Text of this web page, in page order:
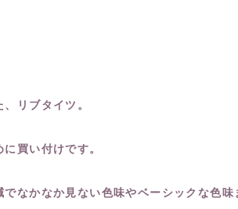
リブタイツ。
買い付けです。
なかなか見ない色味やベーシックな色味